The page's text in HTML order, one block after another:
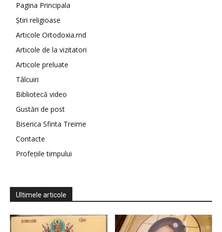
Pagina Principala
Știri religioase
Articole Ortodoxia.md
Articole de la vizitatori
Articole preluate
Tâlcuiri
Bibliotecă video
Gustări de post
Biserica Sfinta Treime
Contacte
Profețiile timpului
Ultimele articole